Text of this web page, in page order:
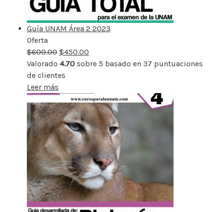
Guía UNAM Área 2 2023
Oferta
rebajado
$600.00 $450.00
Valorado 4.70 sobre 5 basado en 37 puntuaciones
de clientes
Leer más